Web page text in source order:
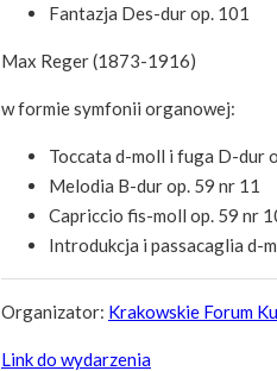
Fantazja Des-dur op. 101
Max Reger (1873-1916)
w formie symfonii organowej:
Toccata d-moll i fuga D-dur
Melodia B-dur op. 59 nr 11
Capriccio fis-moll op. 59 nr
Introdukcja i passacaglia d-
Organizator: Krakowskie Forum
Link do wydarzenia